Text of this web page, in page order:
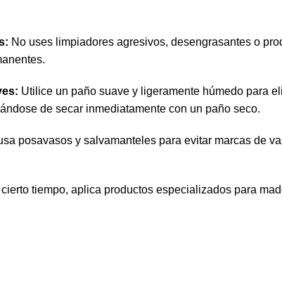
No uses limpiadores agresivos, desengrasantes o
Utilice un paño suave y ligeramente húmedo para
de secar inmediatamente con un paño seco.
posavasos y salvamanteles para evitar marcas de
tiempo, aplica productos especializados para